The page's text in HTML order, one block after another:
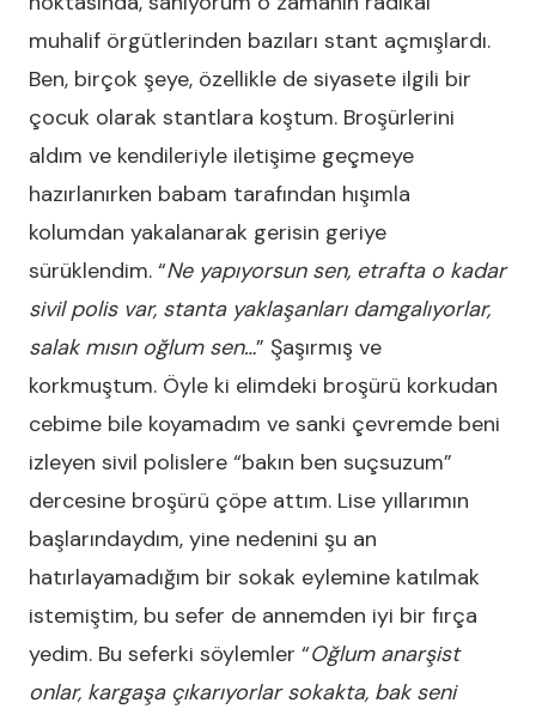
muhalif örgütlerinden bazıları stant açmışlardı.
Ben, birçok şeye, özellikle de siyasete ilgili bir
çocuk olarak stantlara koştum. Broşürlerini
aldım ve kendileriyle iletişime geçmeye
hazırlanırken babam tarafından hışımla
kolumdan yakalanarak gerisin geriye
sürüklendim. “Ne yapıyorsun sen, etrafta o kadar
sivil polis var, stanta yaklaşanları damgalıyorlar,
salak mısın oğlum sen…” Şaşırmış ve
korkmuştum. Öyle ki elimdeki broşürü korkudan
cebime bile koyamadım ve sanki çevremde beni
izleyen sivil polislere “bakın ben suçsuzum”
dercesine broşürü çöpe attım. Lise yıllarımın
başlarındaydım, yine nedenini şu an
hatırlayamadığım bir sokak eylemine katılmak
istemiştim, bu sefer de annemden iyi bir fırça
yedim. Bu seferki söylemler “Oğlum anarşist
onlar, kargaşa çıkarıyorlar sokakta, bak seni